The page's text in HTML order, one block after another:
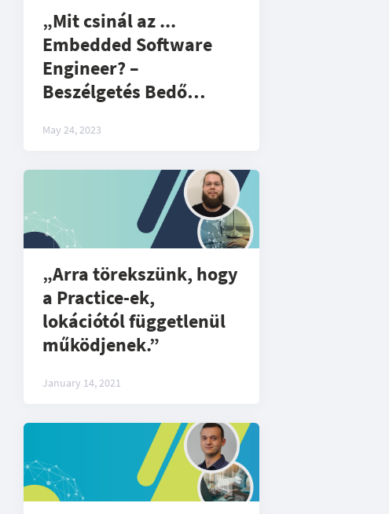
„Mit csinál az ...
Embedded Software
Engineer? –
Beszélgetés Bedő
szoftverfejlesztővel
May 24, 2023
„Arra törekszünk, hogy
a Practice-ek,
lokációtól függetlenül
működjenek.”
January 14, 2021